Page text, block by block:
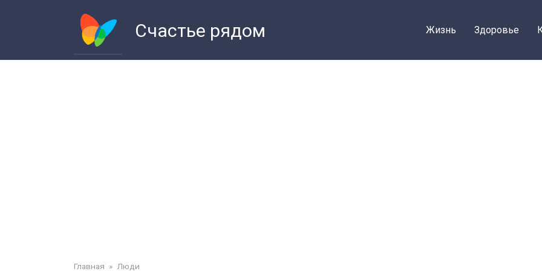
Счастье рядом Жизнь Здоровье
Главная » Люди